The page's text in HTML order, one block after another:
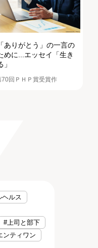
「ありがとう」の一言の
めに...エッセイ「生き
」
70回ＰＨＰ賞受賞作
ヘルス
#上司と部下
ンティワン